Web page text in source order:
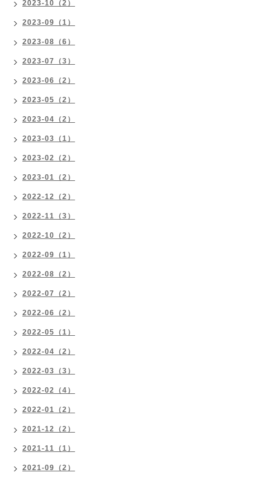
2023-10（2）
2023-09（1）
2023-08（6）
2023-07（3）
2023-06（2）
2023-05（2）
2023-04（2）
2023-03（1）
2023-02（2）
2023-01（2）
2022-12（2）
2022-11（3）
2022-10（2）
2022-09（1）
2022-08（2）
2022-07（2）
2022-06（2）
2022-05（1）
2022-04（2）
2022-03（3）
2022-02（4）
2022-01（2）
2021-12（2）
2021-11（1）
2021-09（2）